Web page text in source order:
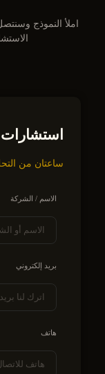
استشارات
ساعتان من
الاسم / الشركة
بريد إلكتروني
هاتف